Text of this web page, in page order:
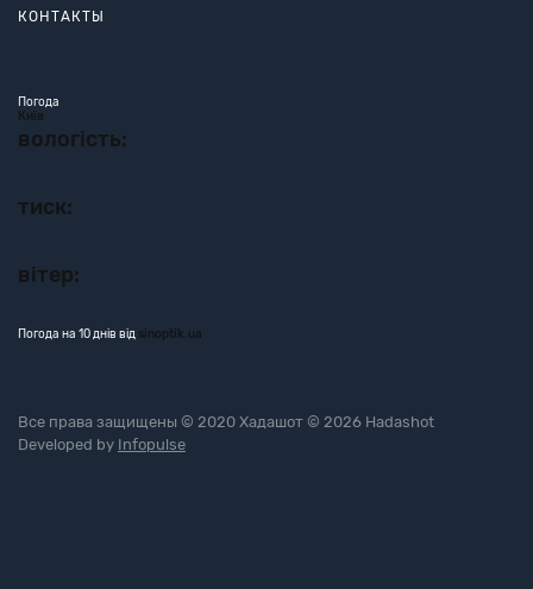
КОНТАКТЫ
Погода
Київ
вологість:
тиск:
вітер:
Погода на 10 днів від sinoptik.ua
Все права защищены © 2020 Хадашот © 2026 Hadashot
Developed by Infopulse